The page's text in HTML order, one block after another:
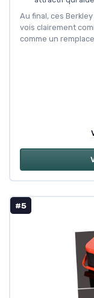
Au final, ces
vois clairement
comme un
#5